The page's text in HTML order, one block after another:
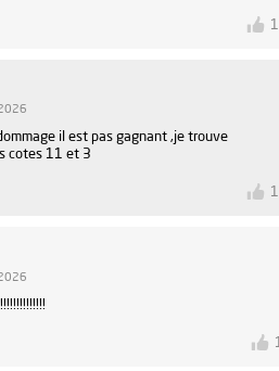
1
il est pas gagnant ,je trouve
cotes 11 et 3
1